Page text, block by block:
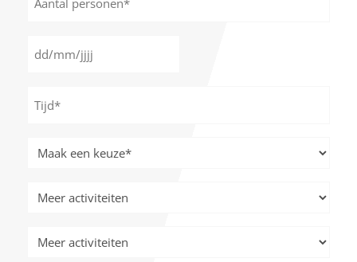
personen
DD
MM
slash
Meer
activiteiten
Meer
activiteiten
Meer
activiteiten